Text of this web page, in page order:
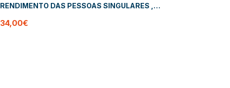
RENDIMENTO DAS PESSOAS SINGULARES ,
COLECTIVAS , TRIBUTACAO DO PATRIMONIO
34,00€